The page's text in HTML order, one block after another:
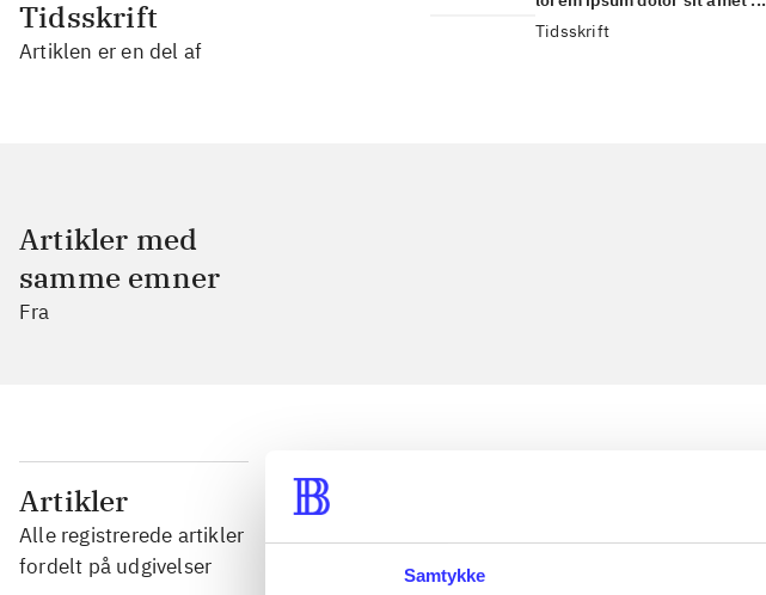
Samtykke
Tidsskrift
Artiklen er en del af
Tidsskrift
Artikler med
samme emner
Fra
Artikler
Alle registrerede artikler
fordelt på udgivelser